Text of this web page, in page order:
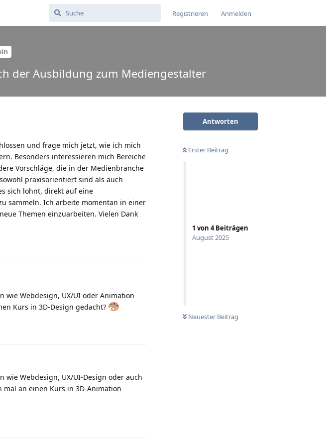
Registrieren Anmelden
der Ausbildung zum Mediengestalter
Antworten
Erster Beitrag
1 von 4Beiträgen
August 2025
Neuester Beitrag
und frage mich jetzt, wie ich mich
Besonders interessieren mich Bereiche
Vorschläge, die in der Medienbranche
praxisorientiert sind als auch
sich lohnt, direkt auf eine
sammeln. Ich arbeite momentan in einer
Themen einzuarbeiten. Vielen Dank
Webdesign, UX/UI oder Animation
Kurs in 3D-Design gedacht?
Webdesign, UX/UI-Design oder auch
an einen Kurs in 3D-Animation